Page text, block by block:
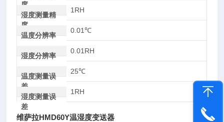
度
湿度测量精
度
1RH
温度分辨率
0.01℃
湿度分辨率
0.01RH
温度测量误
差
25℃
湿度测量误
差
1RH
维萨拉HMD60Y温湿度变送器